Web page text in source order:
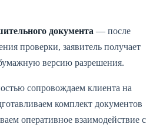
документа — после
проверки, заявитель получает
версию разрешения.
сопровождаем клиента на
комплект документов
оперативное взаимодействие с